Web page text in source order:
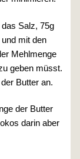
Salz, 75g
mit den
Mehlmenge
geben müsst.
Butter an.
der Butter
darin aber